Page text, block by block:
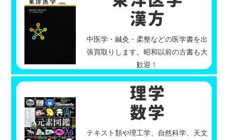
中医学・鍼灸・柔整などの医学書を出
張買取りします。昭和以前の古書も大
歓迎！
テキスト類や理工学、自然科学、天文